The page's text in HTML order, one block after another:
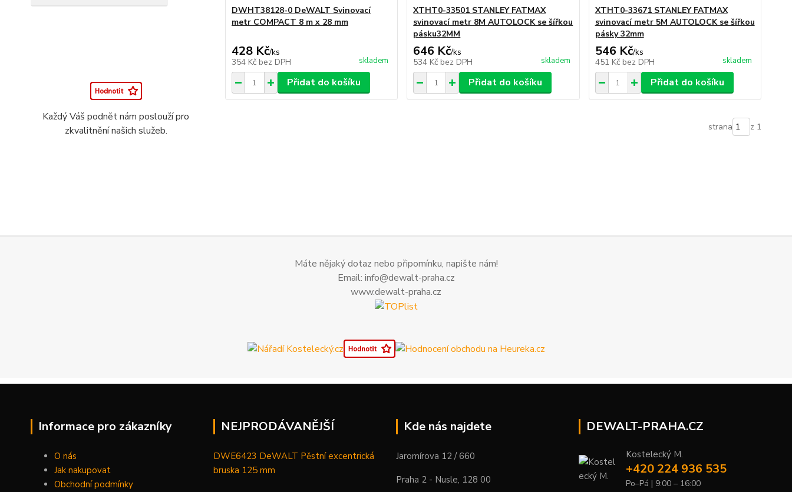
Každý Váš podnět nám poslouží pro
zkvalitnění našich služeb.
DWHT38128-0 DeWALT Svinovací
metr COMPACT 8 m x 28 mm
428 Kč/ks
354 Kč bez DPH skladem
Přidat do košíku
XTHT0-33501 STANLEY FATMAX
svinovací metr 8M AUTOLOCK se šířkou
pásku32MM
646 Kč/ks
534 Kč bez DPH skladem
Přidat do košíku
XTHT0-33671 STANLEY FATMAX
svinovací metr 5M AUTOLOCK se šířkou
pásky 32mm
546 Kč/ks
451 Kč bez DPH skladem
Přidat do košíku
strana z 1
Máte nějaký dotaz nebo připomínku, napište nám!
Email: info@dewalt-praha.cz
www.dewalt-praha.cz
Informace pro zákazníky
O nás
Jak nakupovat
Obchodní podmínky
NEJPRODÁVANĚJŠÍ
DWE6423 DeWALT Pěstní excentrická
bruska 125 mm
Kde nás najdete
Jaromírova 12 / 660
Praha 2 - Nusle, 128 00
DEWALT-PRAHA.CZ
Kostelecký M.
+420 224 936 535
Po–Pá | 9:00 – 16:00